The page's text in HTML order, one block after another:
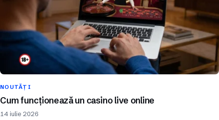
NOUTĂȚI
Cum funcționează un casino live online
14 iulie 2026